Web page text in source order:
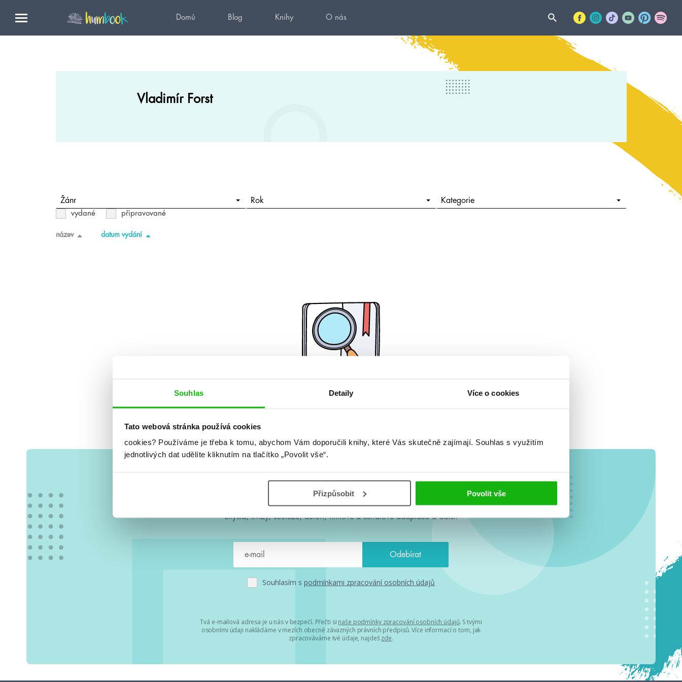
Souhlas Detaily Více o cookies
Tato webová stránka používá cookies
cookies? Používáme je třeba k tomu, abychom Vám doporučili knihy, které Vás skutečně zajímají. Souhlas s využitím
jednotlivých dat udělíte kliknutím na tlačítko „Povolit vše“.
Přizpůsobit Povolit vše
Domů Blog Knihy O nás
Vladimír Forst
Žánr Rok Kategorie
vydané připravované
název datum vydání
#HumbookNews
Vše kolem #youngadult každý měsíc rovnou do mailu! Nové knihy, co se
chystá, kvízy, soutěže, autoři, filmové a seriálové adaptace a další.
Souhlasím s podmínkami zpracování osobních údajů
Tvá e-mailová adresa je u nás v bezpečí. Přečti si naše podmínky zpracování osobních údajů. S tvými
osobními údaji nakládáme v mezích obecně závazných právních předpisů. Více informací o tom, jak
zpracováváme tvé údaje, najdeš zde.